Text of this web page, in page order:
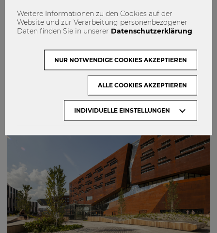
Perspektivenwechsel
0
Weitere Informationen zu den Cookies auf der
Website und zur Verarbeitung personenbezogener
Daten finden Sie in unserer Datenschutzerklärung
INDIVIDUELLE EINSTELLUNGEN
NUR NOTWENDIGE COOKIES AKZEPTIEREN
ALLE COOKIES AKZEPTIEREN